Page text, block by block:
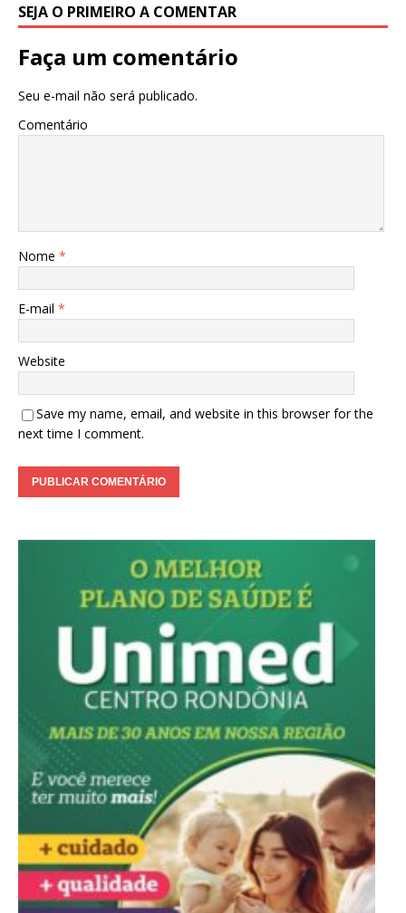
SEJA O PRIMEIRO A COMENTAR
Faça um comentário
Seu e-mail não será publicado.
Comentário
Nome *
E-mail *
Website
Save my name, email, and website in this browser for the
next time I comment.